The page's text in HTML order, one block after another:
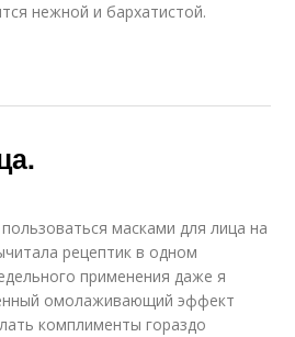
нежной и бархатистой.
масками для лица на
рецептик в одном
применения даже я
омолаживающий эффект
комплименты гораздо